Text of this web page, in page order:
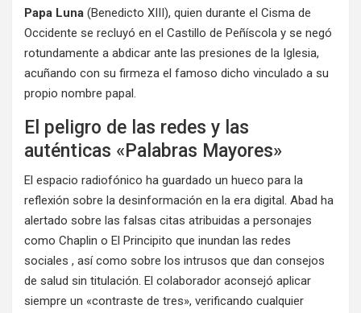
Papa Luna (Benedicto XIII), quien durante el Cisma de
Occidente se recluyó en el Castillo de Peñíscola y se negó
rotundamente a abdicar ante las presiones de la Iglesia,
acuñando con su firmeza el famoso dicho vinculado a su
propio nombre papal.
El peligro de las redes y las
auténticas «Palabras Mayores»
El espacio radiofónico ha guardado un hueco para la
reflexión sobre la desinformación en la era digital. Abad ha
alertado sobre las falsas citas atribuidas a personajes
como Chaplin o El Principito que inundan las redes
sociales , así como sobre los intrusos que dan consejos
de salud sin titulación. El colaborador aconsejó aplicar
siempre un «contraste de tres», verificando cualquier